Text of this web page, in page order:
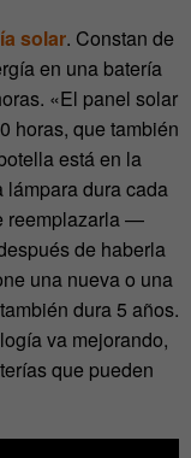
solar. Constan de
en una batería
«El panel solar
horas, que también
está en la
lámpara dura cada
reemplazarla —
de haberla
una nueva o una
dura 5 años.
va mejorando,
que pueden